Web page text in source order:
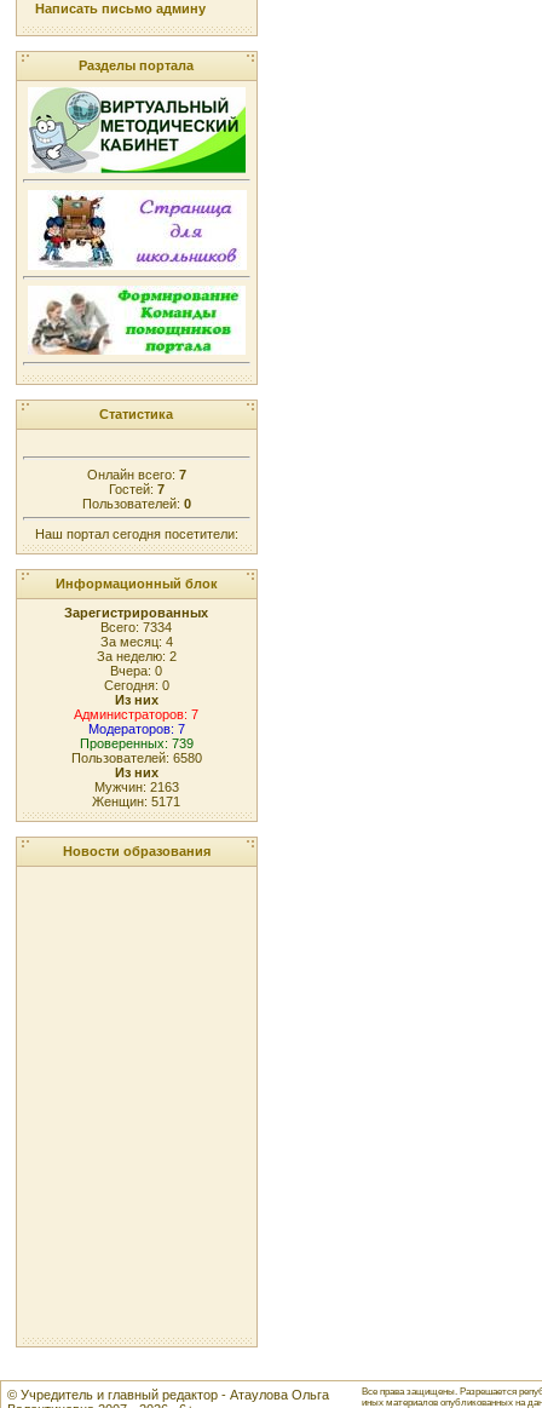
Написать письмо админу
Разделы портала
Статистика
Онлайн всего: 7
Гостей: 7
Пользователей: 0
Наш портал сегодня посетители:
Информационный блок
Зарегистрированных
Всего: 7334
За месяц: 4
За неделю: 2
Вчера: 0
Сегодня: 0
Из них
Администраторов: 7
Модераторов: 7
Проверенных: 739
Пользователей: 6580
Из них
Мужчин: 2163
Женщин: 5171
Новости образования
© Учредитель и главный редактор - Атаулова Ольга
Все права защищены. Разрешается
иных материалов опубликованных на